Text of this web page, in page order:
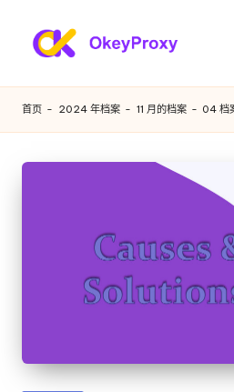
满
足
您
各
宅
能
大
费
首页 - 2024 年档案 - 11 月的档案 - 04 档